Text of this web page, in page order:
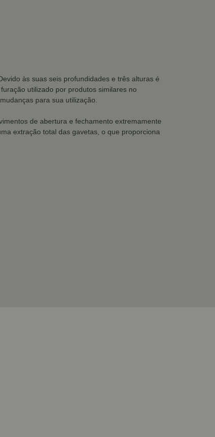
às suas seis profundidades e três alturas é
utilizado por produtos similares no
para sua utilização.
de abertura e fechamento extremamente
extração total das gavetas, o que proporciona